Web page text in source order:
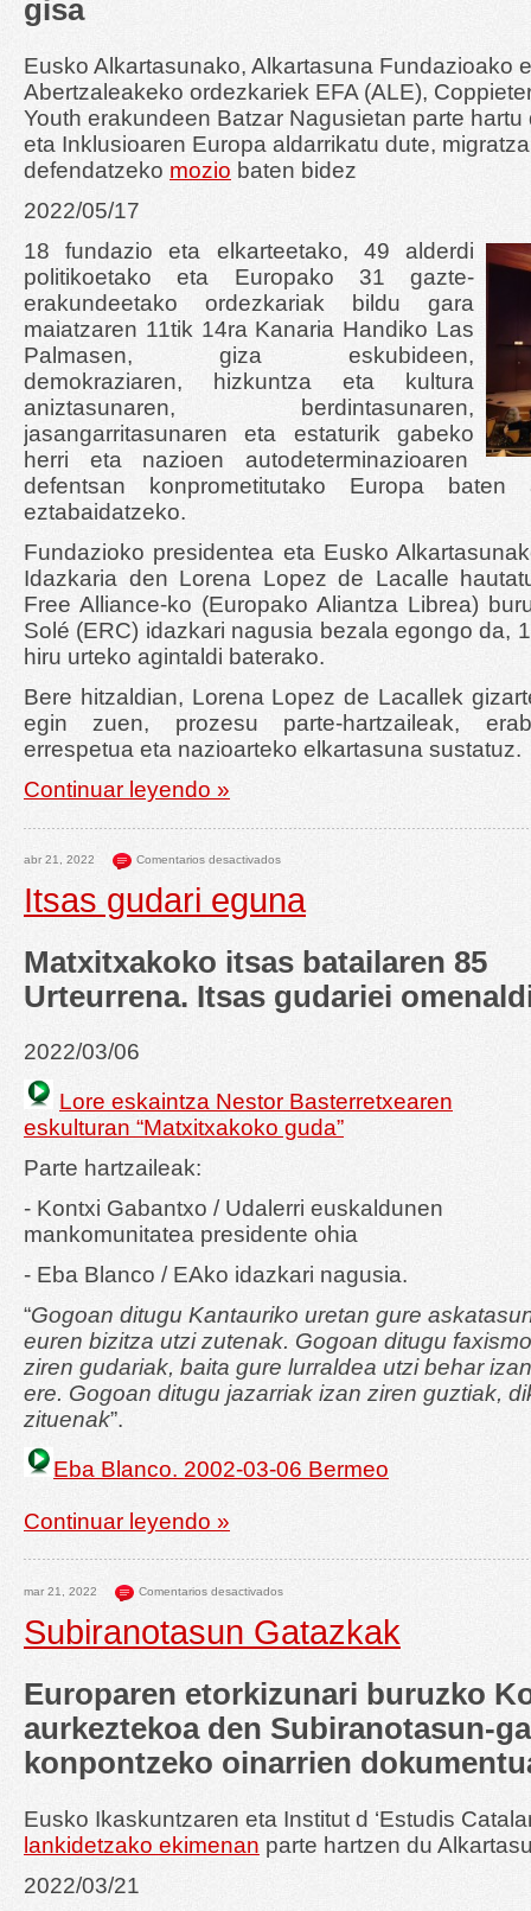
gisa
Eusko Alkartasunako, Alkartasuna Fundazioako
Abertzaleakeko ordezkariek EFA (ALE),
Youth erakundeen Batzar Nagusietan parte
eta Inklusioaren Europa aldarrikatu dute,
defendatzeko mozio baten bidez
2022/05/17
18 fundazio eta elkarteetako, 49 alderdi
politikoetako eta Europako 31 gazte-
erakundeetako ordezkariak bildu gara
maiatzaren 11tik 14ra Kanaria Handiko Las
Palmasen, giza eskubideen,
demokraziaren, hizkuntza eta kultura
aniztasunaren, berdintasunaren,
jasangarritasunaren eta estaturik gabeko
herri eta nazioen autodeterminazioaren
defentsan konprometitutako Europa
eztabaidatzeko.
Fundazioko presidentea eta Eusko
Idazkaria den Lorena Lopez de Lacalle
Free Alliance-ko (Europako Aliantza Librea)
Solé (ERC) idazkari nagusia bezala egongo da,
hiru urteko agintaldi baterako.
Bere hitzaldian, Lorena Lopez de Lacallek
egin zuen, prozesu parte-hartzaileak,
errespetua eta nazioarteko elkartasuna sustatuz.
Continuar leyendo »
abr 21, 2022 Comentarios desactivados
Itsas gudari eguna
Matxitxakoko itsas batailaren 85
Urteurrena. Itsas gudariei
2022/03/06
Lore eskaintza Nestor Basterretxearen
eskulturan “Matxitxakoko guda”
Parte hartzaileak:
- Kontxi Gabantxo / Udalerri euskaldunen
mankomunitatea presidente ohia
- Eba Blanco / EAko idazkari nagusia.
“Gogoan ditugu Kantauriko uretan gure
euren bizitza utzi zutenak. Gogoan ditugu
ziren gudariak, baita gure lurraldea utzi behar
ere. Gogoan ditugu jazarriak izan ziren guztiak,
zituenak”.
Eba Blanco. 2002-03-06 Bermeo
Continuar leyendo »
mar 21, 2022 Comentarios desactivados
Subiranotasun Gatazkak
Europaren etorkizunari buruzko
aurkeztekoa den Subiranotasun-
konpontzeko oinarrien
Eusko Ikaskuntzaren eta Institut d ‘Estudis
lankidetzako ekimenan parte hartzen du
2022/03/21